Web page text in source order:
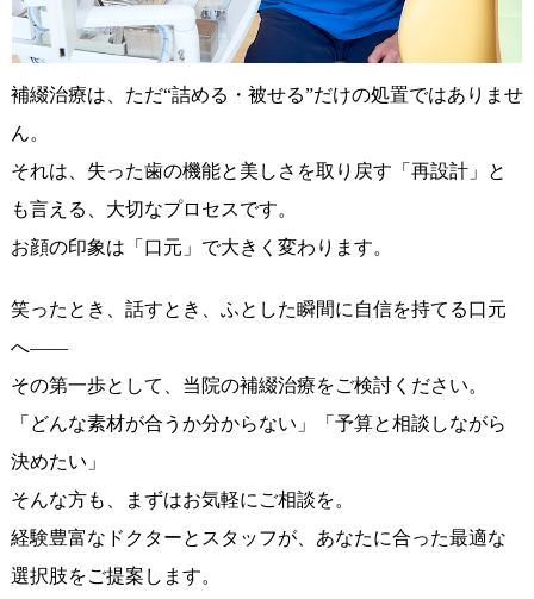
補綴治療は、ただ“詰める・被せる”だけの処置ではありませ
ん。
それは、失った歯の機能と美しさを取り戻す「再設計」と
も言える、大切なプロセスです。
お顔の印象は「口元」で大きく変わります。
笑ったとき、話すとき、ふとした瞬間に自信を持てる口元
へ——
その第一歩として、当院の補綴治療をご検討ください。
「どんな素材が合うか分からない」「予算と相談しながら
決めたい」
そんな方も、まずはお気軽にご相談を。
経験豊富なドクターとスタッフが、あなたに合った最適な
選択肢をご提案します。